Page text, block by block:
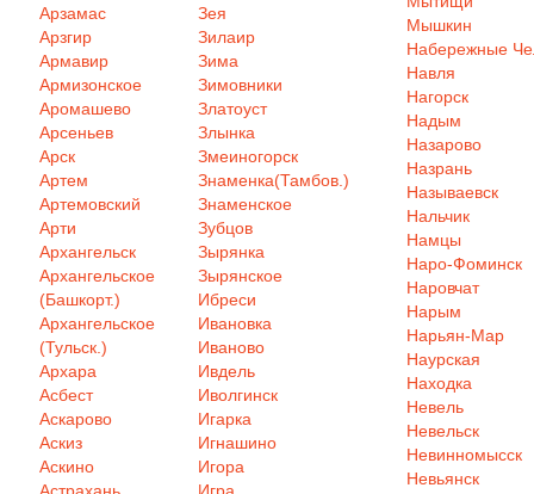
Арзамас
Арзгир
Армавир
Армизонское
Аромашево
Арсеньев
Арск
Артем
Артемовский
Арти
Архангельск
Архангельское
(Башкорт.)
Архангельское
(Тульск.)
Архара
Асбест
Аскарово
Аскиз
Аскино
Зея
Зилаир
Зима
Зимовники
Златоуст
Злынка
Змеиногорск
Знаменка(Тамбов.)
Знаменское
Зубцов
Зырянка
Зырянское
Ибреси
Ивановка
Иваново
Ивдель
Иволгинск
Игарка
Игнашино
Игора
Мышкин
Набережные
Навля
Нагорск
Надым
Назарово
Назрань
Называевск
Нальчик
Намцы
Наро-Фоминск
Наровчат
Нарым
Нарьян-Мар
Наурская
Находка
Невель
Невельск
Невинномысск
Невьянск